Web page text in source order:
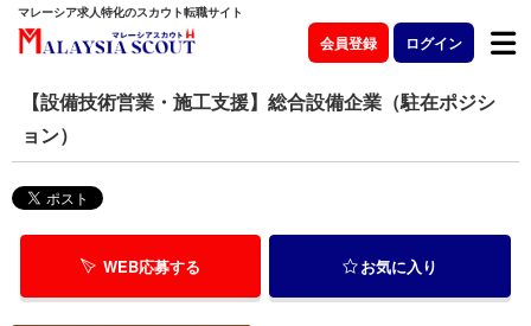
マレーシア求人特化のスカウト転職サイト
会員登録 ログイン
【設備技術営業・施工支援】総合設備企業（駐在ポジシ
ョン）
WEB応募する お気に入り